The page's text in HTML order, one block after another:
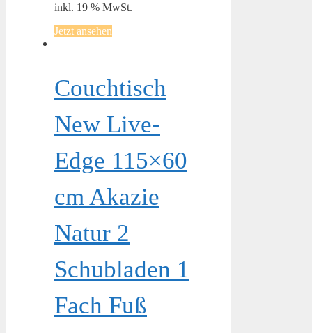
inkl. 19 % MwSt.
Jetzt ansehen
Couchtisch
New Live-
Edge 115×60
cm Akazie
Natur 2
Schubladen 1
Fach Fuß